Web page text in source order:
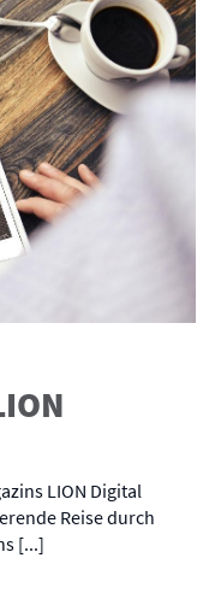
LION Digital
Reise durch
[...]